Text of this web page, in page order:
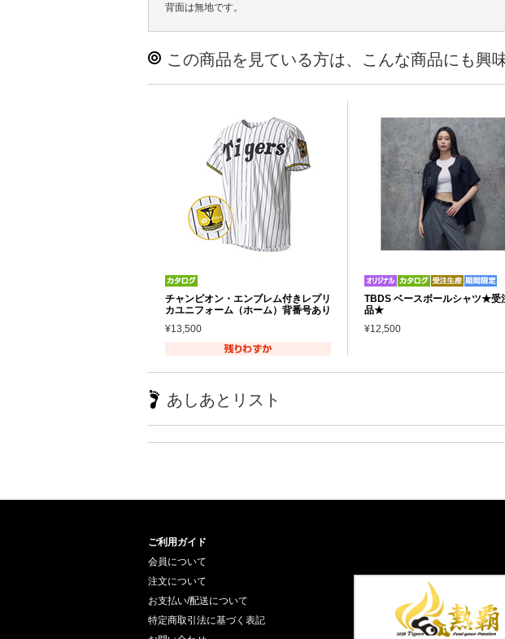
背面は無地です。
この商品を見ている方は、こんな商品にも興
チャンピオン・エンブレム付きレプリ
カユニフォーム（ホーム）背番号あり
¥13,500
TBDS ベースボールシャツ★受
品★
¥12,500
あしあとリスト
ご利用ガイド
会員について
注文について
お支払い/配送について
特定商取引法に基づく表記